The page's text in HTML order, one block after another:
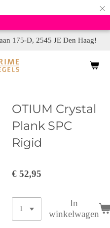
×
175-D, 2545 JE Den Haag!
OTIUM Crystal
Plank SPC
Rigid
€ 52,95
In
winkelwagen